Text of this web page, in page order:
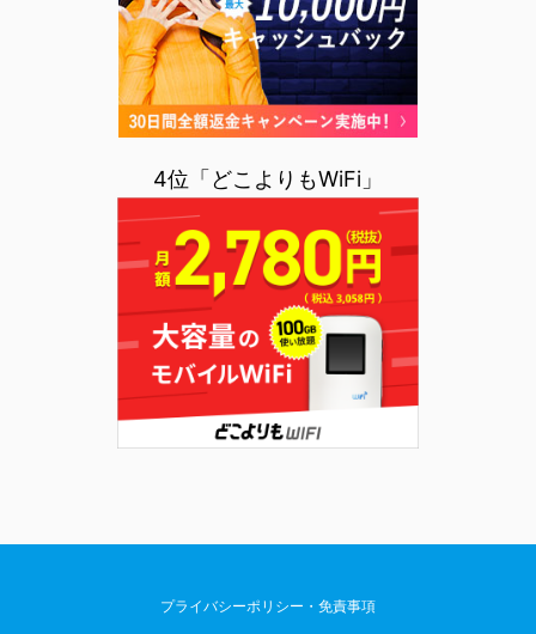
4位「どこよりもWiFi」
プライバシーポリシー・免責事項